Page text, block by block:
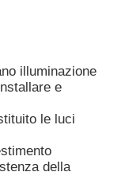
illuminazione
e
le luci
della